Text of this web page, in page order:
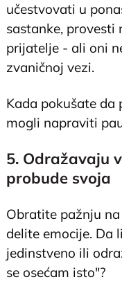
učestvovati u
sastanke, provesti
prijatelje - ali oni
zvaničnoj vezi.
Kada pokušate da
mogli napraviti
5. Odražavaju
probude svoja
Obratite pažnju
delite emocije. Da
jedinstveno ili
se osećam isto"?